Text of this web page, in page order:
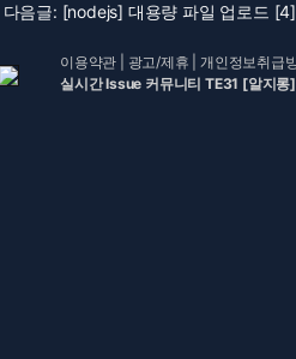
음글: [nodejs] 대용량 파일 업로드 [4]
이용약관 광고/제휴 |개인정보취급
실시간 Issue 커뮤니티 TE31 [알지